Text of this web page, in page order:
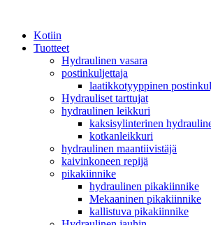
Kotiin
Tuotteet
Hydraulinen vasara
postinkuljettaja
laatikkotyyppinen
Hydrauliset tarttujat
hydraulinen leikkuri
kaksisylinterinen
kotkanleikkuri
hydraulinen maantiivistäjä
kaivinkoneen repijä
pikakiinnike
hydraulinen pikakiinnike
Mekaaninen pikakiinnike
kallistuva pikakiinnike